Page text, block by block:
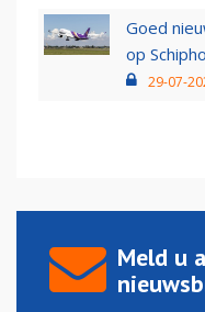
Goed
op
29-07-
Meld u